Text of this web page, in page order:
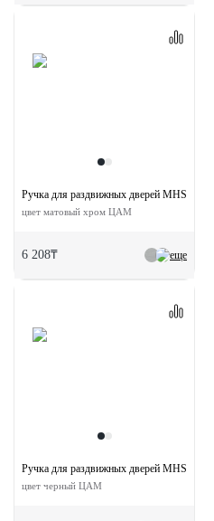
еще
Ручка для раздвижных дверей MHS-2 SC
цвет матовый хром ЦАМ
6 208₸
Ручка для раздвижных дверей MHS150 BL
цвет черный ЦАМ